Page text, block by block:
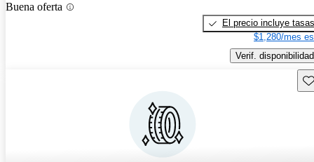
Buena oferta
El precio incluye tasas
$1,280/mes
Verif. disponibilidad